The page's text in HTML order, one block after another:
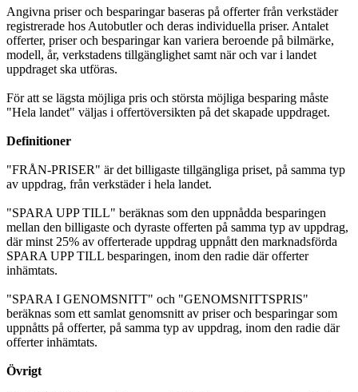
Angivna priser och besparingar baseras på offerter från verkstäder
registrerade hos Autobutler och deras individuella priser. Antalet
offerter, priser och besparingar kan variera beroende på bilmärke,
modell, år, verkstadens tillgänglighet samt när och var i landet
uppdraget ska utföras.
För att se lägsta möjliga pris och största möjliga besparing måste
"Hela landet" väljas i offertöversikten på det skapade uppdraget.
Definitioner
"FRÅN-PRISER" är det billigaste tillgängliga priset, på samma typ
av uppdrag, från verkstäder i hela landet.
"SPARA UPP TILL" beräknas som den uppnådda besparingen
mellan den billigaste och dyraste offerten på samma typ av uppdrag,
där minst 25% av offerterade uppdrag uppnått den marknadsförda
SPARA UPP TILL besparingen, inom den radie där offerter
inhämtats.
"SPARA I GENOMSNITT" och "GENOMSNITTSPRIS"
beräknas som ett samlat genomsnitt av priser och besparingar som
uppnåtts på offerter, på samma typ av uppdrag, inom den radie där
offerter inhämtats.
Övrigt